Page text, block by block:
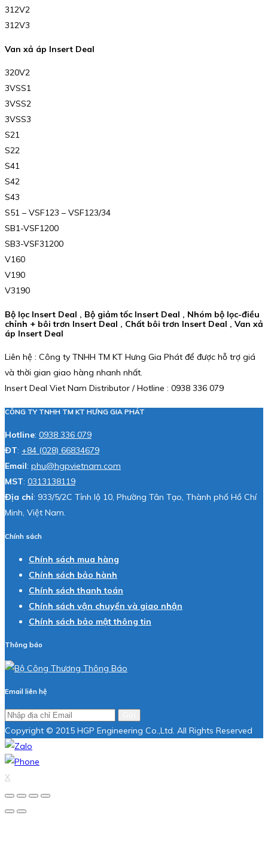
312V2
312V3
Van xả áp Insert Deal
320V2
3VSS1
3VSS2
3VSS3
S21
S22
S41
S42
S43
S51 – VSF123 – VSF123/34
SB1-VSF1200
SB3-VSF31200
V160
V190
V3190
Bộ lọc Insert Deal , Bộ giảm tốc Insert Deal , Nhóm bộ lọc-điều
chỉnh + bôi trơn Insert Deal , Chất bôi trơn Insert Deal , Van xả
áp Insert Deal
Liên hệ : Công ty TNHH TM KT Hưng Gia Phát để được hỗ trợ giá
và thời gian giao hàng nhanh nhất.
Insert Deal Viet Nam Distributor / Hotline : 0938 336 079
CÔNG TY TNHH TM KT HƯNG GIA PHÁT
Hotline: 0938 336 079
ĐT: +84 (028) 66834679
Email: phu@hgpvietnam.com
MST: 0313138119
Địa chỉ: 933/5/2C Tỉnh lộ 10, Phường Tân Tạo, Thành phố Hồ Chí
Minh, Việt Nam.
Chính sách
Chính sách mua hàng
Chính sách bảo hành
Chính sách thanh toán
Chính sách vận chuyển và giao nhận
Chính sách bảo mật thông tin
Thông báo
Email liên hệ
Copyright © 2015 HGP Engineering Co.,Ltd. All Rights Reserved
X